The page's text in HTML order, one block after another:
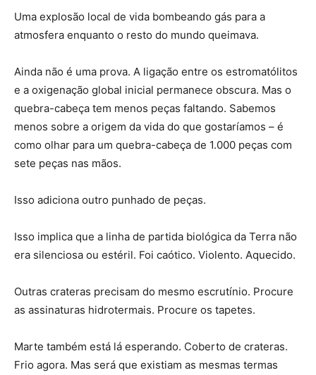
Uma explosão local de vida bombeando gás para a
atmosfera enquanto o resto do mundo queimava.
Ainda não é uma prova. A ligação entre os estromatólitos
e a oxigenação global inicial permanece obscura. Mas o
quebra-cabeça tem menos peças faltando. Sabemos
menos sobre a origem da vida do que gostaríamos – é
como olhar para um quebra-cabeça de 1.000 peças com
sete peças nas mãos.
Isso adiciona outro punhado de peças.
Isso implica que a linha de partida biológica da Terra não
era silenciosa ou estéril. Foi caótico. Violento. Aquecido.
Outras crateras precisam do mesmo escrutínio. Procure
as assinaturas hidrotermais. Procure os tapetes.
Marte também está lá esperando. Coberto de crateras.
Frio agora. Mas será que existiam as mesmas termas